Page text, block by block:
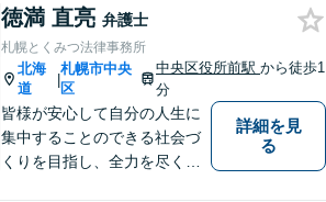
客観的視点も忘れません。
【当日／夜間／休日対応可】
事件の見通しと費用の見込額
を正確に説明します。お気軽
にご相談下さい。
徳満 直亮 弁護士
札幌とくみつ法律事務所
北海
道
|
札幌市中央
区
中央区役所前駅から徒歩1
分
皆様が安心して自分の人生に
集中することのできる社会づ
くりを目指し、全力を尽くし
詳細を見
る